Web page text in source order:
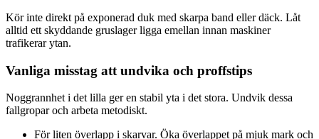
Kör inte direkt på exponerad duk med skarpa band eller däck. Låt
alltid ett skyddande gruslager ligga emellan innan maskiner
trafikerar ytan.
Vanliga misstag att undvika och proffstips
Noggrannhet i det lilla ger en stabil yta i det stora. Undvik dessa
fallgropar och arbeta metodiskt.
För liten överlapp i skarvar. Öka överlappet på mjuk mark och